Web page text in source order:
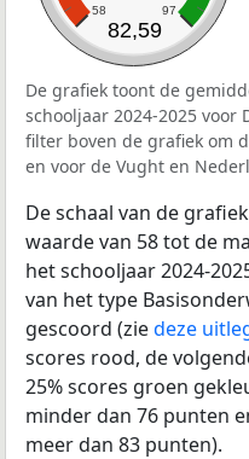
58 97
82,59
De grafiek toont de
schooljaar 2024-2025 voor
filter boven de grafiek om
en voor de Vught en
De schaal van de
waarde van 58 tot de
het schooljaar 2024-
van het type
gescoord (ziedeze
scores rood, de
25% scores groen
minder dan 76 punten
meer dan 83 punten).